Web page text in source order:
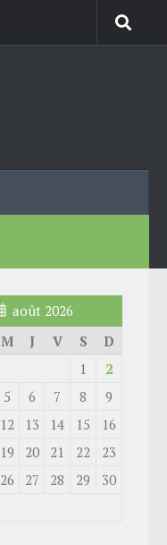
août 2026
M J V S
D
1
2
5 6 7 8
9
12 13 14 15
16
19 20 21 22
23
26 27 28 29
30